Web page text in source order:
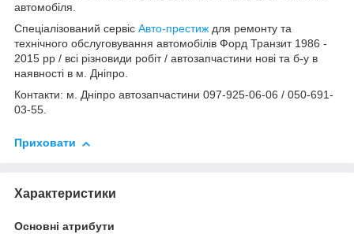
автомобіля.
Спеціалізований сервіс Авто-престиж для ремонту та
технічного обслуговування автомобілів Форд Транзит 1986 -
2015 рр / всі різновиди робіт / автозапчастини нові та б-у в
наявності в м. Дніпро.
Контакти: м. Дніпро автозапчастини 097-925-06-06 / 050-691-
03-55.
Приховати
Характеристики
Основні атрибути